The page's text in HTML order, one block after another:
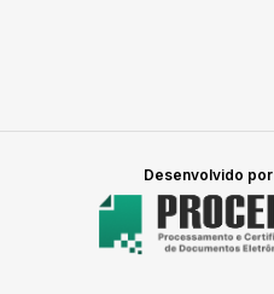
Desenvolvido por